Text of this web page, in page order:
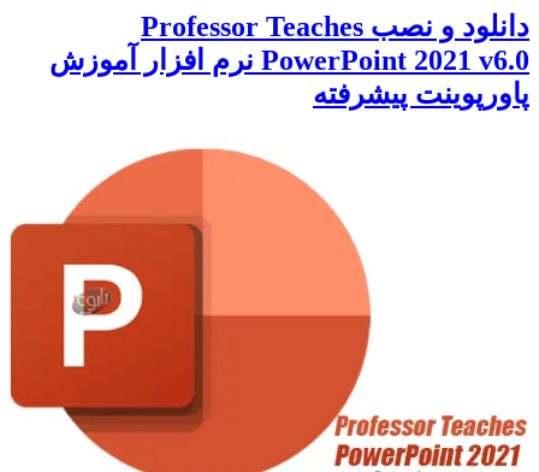
دانلود و نصب Professor Teaches
PowerPoint 2021 v6.0 نرم افزار آموزش
پاورپوینت پیشرفته